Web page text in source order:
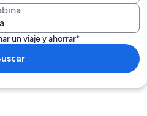
un viaje y ahorrar*